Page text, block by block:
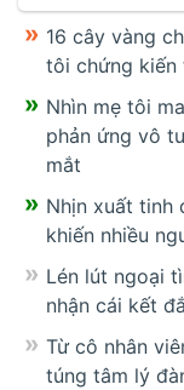
16 cây vàng
tôi chứng kiến
Nhìn mẹ tôi
phản ứng vô
mắt
Nhịn xuất tinh
khiến nhiều
Lén lút ngoại
nhận cái kết
Từ cô nhân
túng tâm lý